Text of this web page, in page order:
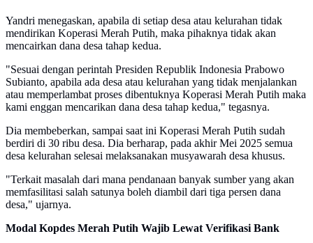
Yandri menegaskan, apabila di setiap desa atau kelurahan tidak
mendirikan Koperasi Merah Putih, maka pihaknya tidak akan
mencairkan dana desa tahap kedua.
"Sesuai dengan perintah Presiden Republik Indonesia Prabowo
Subianto, apabila ada desa atau kelurahan yang tidak menjalankan
atau memperlambat proses dibentuknya Koperasi Merah Putih maka
kami enggan mencarikan dana desa tahap kedua," tegasnya.
Dia membeberkan, sampai saat ini Koperasi Merah Putih sudah
berdiri di 30 ribu desa. Dia berharap, pada akhir Mei 2025 semua
desa kelurahan selesai melaksanakan musyawarah desa khusus.
"Terkait masalah dari mana pendanaan banyak sumber yang akan
memfasilitasi salah satunya boleh diambil dari tiga persen dana
desa," ujarnya.
Modal Kopdes Merah Putih Wajib Lewat Verifikasi Bank